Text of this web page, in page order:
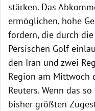
stärken. Das
ermöglichen, hohe
fordern, die durch
Persischen Golf
den Iran und zwei
Region am Mittwoch
Reuters. Wenn das
bisher größten